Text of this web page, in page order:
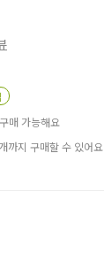
구매 가능해요
까지 구매할 수 있어요